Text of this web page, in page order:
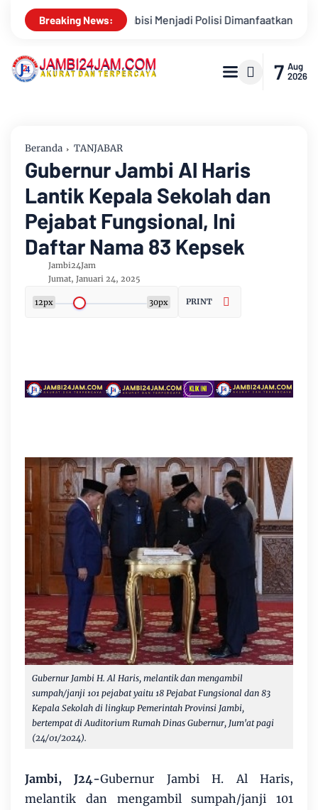
Breaking News:
Polisi Dimanfaatkan Oknum, Dua Anggota Polda Jambi
7 Aug
2026
Beranda TANJABAR
Gubernur Jambi Al Haris
Lantik Kepala Sekolah dan
Pejabat Fungsional, Ini
Daftar Nama 83 Kepsek
Jambi24Jam
Jumat, Januari 24, 2025
12px 30px PRINT
Gubernur Jambi H. Al Haris, melantik dan mengambil
sumpah/janji 101 pejabat yaitu 18 Pejabat Fungsional dan 83
Kepala Sekolah di lingkup Pemerintah Provinsi Jambi,
bertempat di Auditorium Rumah Dinas Gubernur, Jum'at pagi
(24/01/2024).
Jambi, J24-Gubernur Jambi H. Al Haris,
melantik dan mengambil sumpah/janji 101